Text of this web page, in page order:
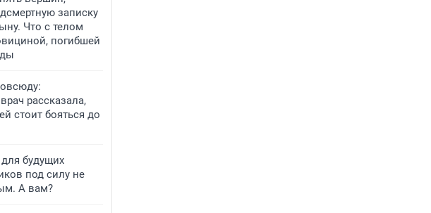
записку
Что с телом
погибшей
рассказала,
стоит бояться до
будущих
под силу не
А вам?